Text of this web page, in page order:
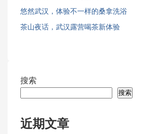
悠然武汉，体验不一样的桑拿洗浴
茶山夜话，武汉露营喝茶新体验
搜索
搜索
近期文章